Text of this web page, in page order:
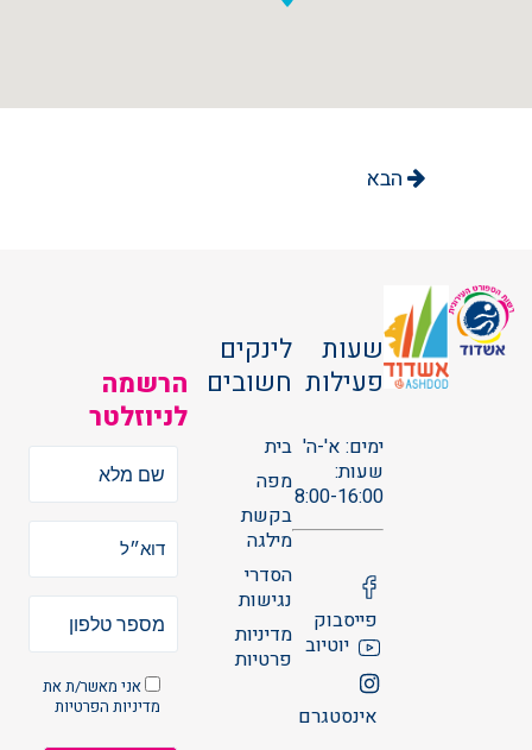
הבא
שעות
פעילות
ימים: א'-ה'
שעות:
8:00-16:00
פייסבוק
יוטיוב
אינסטגרם
לינקים
חשובים
בית
מפה
בקשת
מילגה
הסדרי
נגישות
מדיניות
פרטיות
הרשמה
לניוזלטר
אני מאשר/ת את
מדיניות הפרטיות